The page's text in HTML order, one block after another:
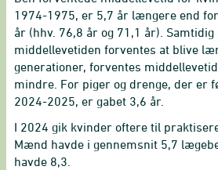
1974-1975, er 5,7 år længere end
år (hhv. 76,8 år og 71,1 år). Samtidig
middellevetiden forventes at blive
generationer, forventes
mindre. For piger og drenge, der er
2024-2025, er gabet 3,6 år.
I 2024 gik kvinder oftere til
Mænd havde i gennemsnit 5,7
havde 8,3.